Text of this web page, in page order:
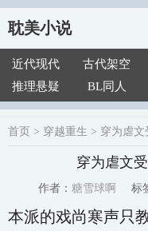
耽美小说
近代现代 古代架空
推理悬疑
BL同人
首页 > 穿越重生 > 穿为虐文
穿为虐文
作者： 糖雪球啊 标
本派的戏尚寒声只